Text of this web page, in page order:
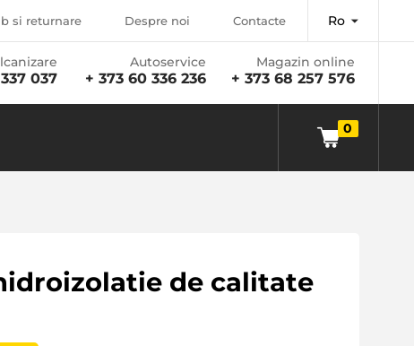
si returnare Despre noi Contacte Ro
037
Autoservice
+ 373 60 336 236
Magazin online
+ 373 68 257 576
0
de calitate